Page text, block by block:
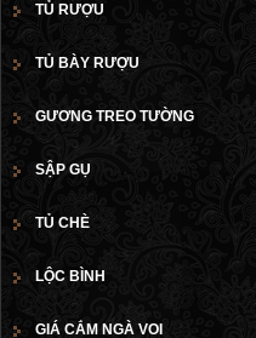
TỦ RƯỢU
TỦ BÀY RƯỢU
GƯƠNG TREO TƯỜNG
SẬP GỤ
TỦ CHÈ
LỘC BÌNH
GIÁ CẮM NGÀ VOI